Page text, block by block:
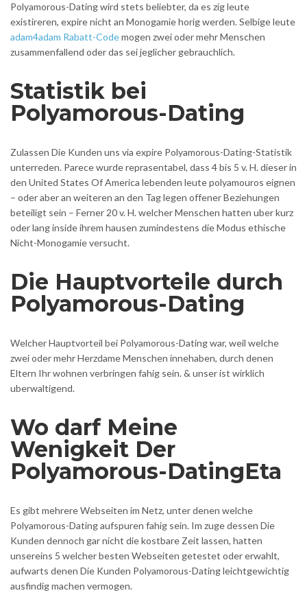
Polyamorous-Dating wird stets beliebter, da es zig leute
existireren, expire nicht an Monogamie horig werden. Selbige leute
adam4adam Rabatt-Codemogen zwei oder mehr Menschen
zusammenfallend oder das sei jeglicher gebrauchlich.
Statistik bei
Polyamorous-Dating
Zulassen Die Kunden uns via expire Polyamorous-Dating-Statistik
unterreden. Parece wurde reprasentabel, dass 4 bis 5 v. H. dieser in
den United States Of America lebenden leute polyamouros eignen
– oder aber an weiteren an den Tag legen offener Beziehungen
beteiligt sein – Ferner 20 v. H. welcher Menschen hatten uber kurz
oder lang inside ihrem hausen zumindestens die Modus ethische
Nicht-Monogamie versucht.
Die Hauptvorteile durch
Polyamorous-Dating
Welcher Hauptvorteil bei Polyamorous-Dating war, weil welche
zwei oder mehr Herzdame Menschen innehaben, durch denen
Eltern Ihr wohnen verbringen fahig sein. & unser ist wirklich
uberwaltigend.
Wo darf Meine
Wenigkeit Der
Polyamorous-DatingEta
Es gibt mehrere Webseiten im Netz, unter denen welche
Polyamorous-Dating aufspuren fahig sein. Im zuge dessen Die
Kunden dennoch gar nicht die kostbare Zeit lassen, hatten
unsereins 5 welcher besten Webseiten getestet oder erwahlt,
aufwarts denen Die Kunden Polyamorous-Dating leichtgewichtig
ausfindig machen vermogen.